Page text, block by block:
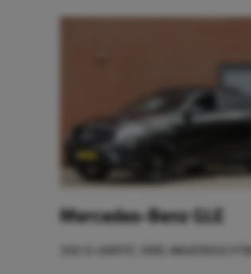
Mercedes-Benz GLE
350 D 4MATIC AMG